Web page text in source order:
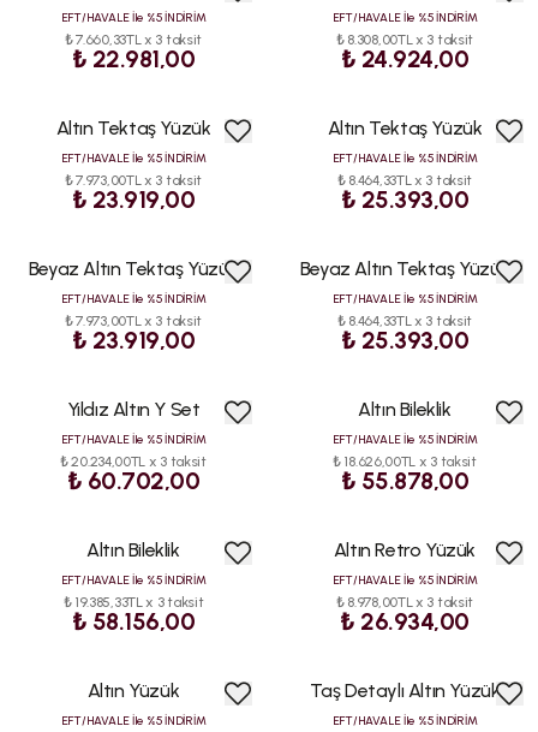
EFT/HAVALE İle %5 İNDİRİM
₺ 7.660,33TL x 3 taksit
₺ 22.981,00
EFT/HAVALE İle %5 İNDİRİM
₺ 8.308,00TL x 3 taksit
₺ 24.924,00
Altın Tektaş Yüzük
EFT/HAVALE İle %5 İNDİRİM
₺ 7.973,00TL x 3 taksit
₺ 23.919,00
Altın Tektaş Yüzük
EFT/HAVALE İle %5 İNDİRİM
₺ 8.464,33TL x 3 taksit
₺ 25.393,00
Beyaz Altın Tektaş Yüzük
EFT/HAVALE İle %5 İNDİRİM
₺ 7.973,00TL x 3 taksit
₺ 23.919,00
Beyaz Altın Tektaş Yüzük
EFT/HAVALE İle %5 İNDİRİM
₺ 8.464,33TL x 3 taksit
₺ 25.393,00
Yıldız Altın Y Set
EFT/HAVALE İle %5 İNDİRİM
₺ 20.234,00TL x 3 taksit
₺ 60.702,00
Altın Bileklik
EFT/HAVALE İle %5 İNDİRİM
₺ 18.626,00TL x 3 taksit
₺ 55.878,00
Altın Bileklik
EFT/HAVALE İle %5 İNDİRİM
₺ 19.385,33TL x 3 taksit
₺ 58.156,00
Altın Retro Yüzük
EFT/HAVALE İle %5 İNDİRİM
₺ 8.978,00TL x 3 taksit
₺ 26.934,00
Altın Yüzük
EFT/HAVALE İle %5 İNDİRİM
ÇOK
Taş Detaylı Altın Yüzük
EFT/HAVALE İle %5 İNDİRİM